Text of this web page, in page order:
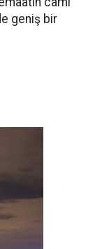
geniş bir